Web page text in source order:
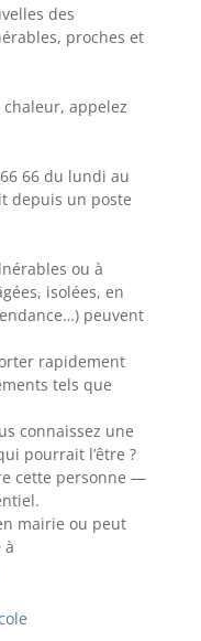
des
proches et
chaleur, appelez
66 du lundi au
depuis un poste
ou à
isolées, en
peuvent
rapidement
tels que
connaissez une
pourrait l’être ?
cette personne —
mairie ou peut
à